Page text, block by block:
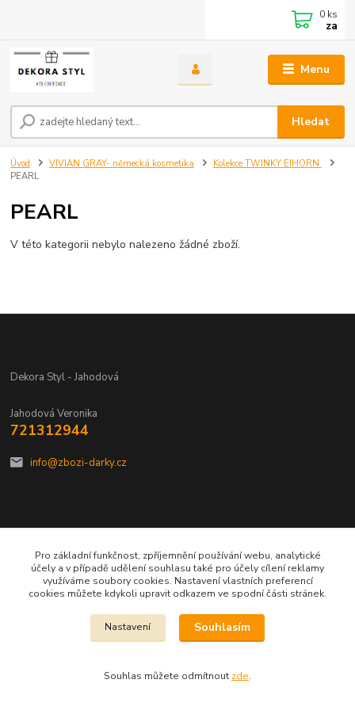
Menu
Hledat
0 ks
za
Úvod VIVIAN GRAY- německá kosmetika
Kolekce TWINKY EIHORN
PEARL
PEARL
V této kategorii nebylo nalezeno žádné zboží.
Dekora Styl - Jahodová
Jahodová Veronika
721312944
info@zbozi-darky.cz
Vytvořeno na Eshop-rychle.cz
Pro základní funkčnost, zpříjemnění používání webu, analytické
účely a v případě udělení souhlasu také pro účely cílení reklamy
využíváme soubory cookies. Nastavení vlastních preferencí
cookies můžete kdykoli upravit odkazem ve spodní části stránek.
Nastavení Souhlasím
Souhlas můžete odmítnout zde.